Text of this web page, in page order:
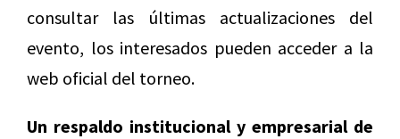
consultar las últimas actualizaciones del
evento, los interesados pueden acceder a la
web oficial del torneo.
Un respaldo institucional y empresarial de